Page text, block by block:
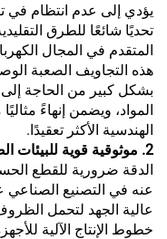
يؤدي إلى عدم انتظام في
تحديًا شائعًا للطرق
المتقدم في المجال
هذه التجاويف الصعبة
بشكل كبير من الحاجة إلى
المواد، ويضمن إنهاءً
الهندسية الأكثر تعقيدًا.
2. موثوقية قوية للبيئات الصناعية المُشددة
الدقة ضرورية للقطع
عنه في التصنيع الصناعي
عالية الجهد لتحمل
خطوط الإنتاج الآلية